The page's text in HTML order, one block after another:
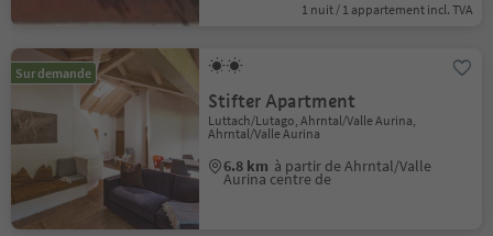
1 nuit / 1 appartement incl. TVA
Sur demande
Stifter Apartment
Luttach/Lutago, Ahrntal/Valle Aurina,
Ahrntal/Valle Aurina
6.8 km à partir de Ahrntal/Valle
Aurina centre de